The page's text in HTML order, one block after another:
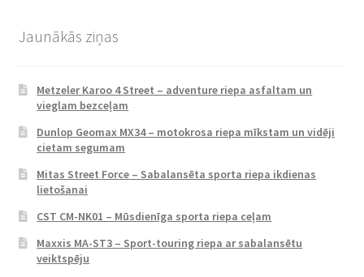
Jaunākās ziņas
Metzeler Karoo 4 Street – adventure riepa asfaltam un
vieglam bezceļam
Dunlop Geomax MX34 – motokrosa riepa mīkstam un vidēji
cietam segumam
Mitas Street Force – Sabalansēta sporta riepa ikdienas
lietošanai
CST CM-NK01 – Mūsdienīga sporta riepa ceļam
Maxxis MA-ST3 – Sport-touring riepa ar sabalansētu
veiktspēju